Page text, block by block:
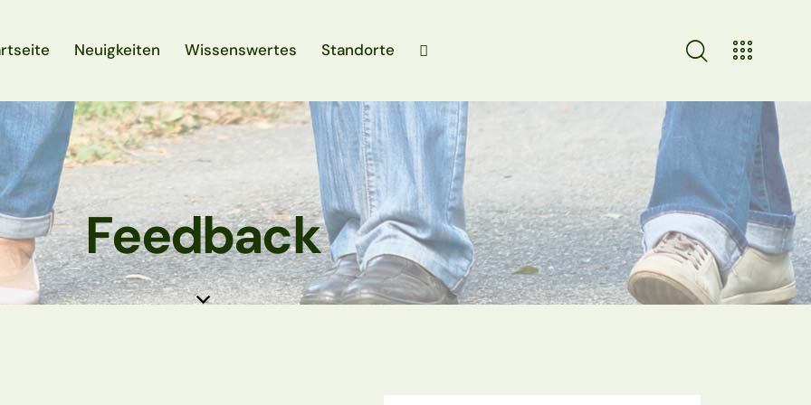
Neuigkeiten Wissenswertes Standorte
Feedback